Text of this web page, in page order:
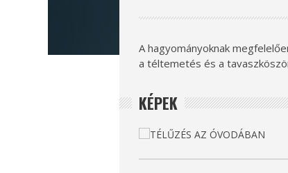
A hagyományoknak
a téltemetés és a
KÉPEK